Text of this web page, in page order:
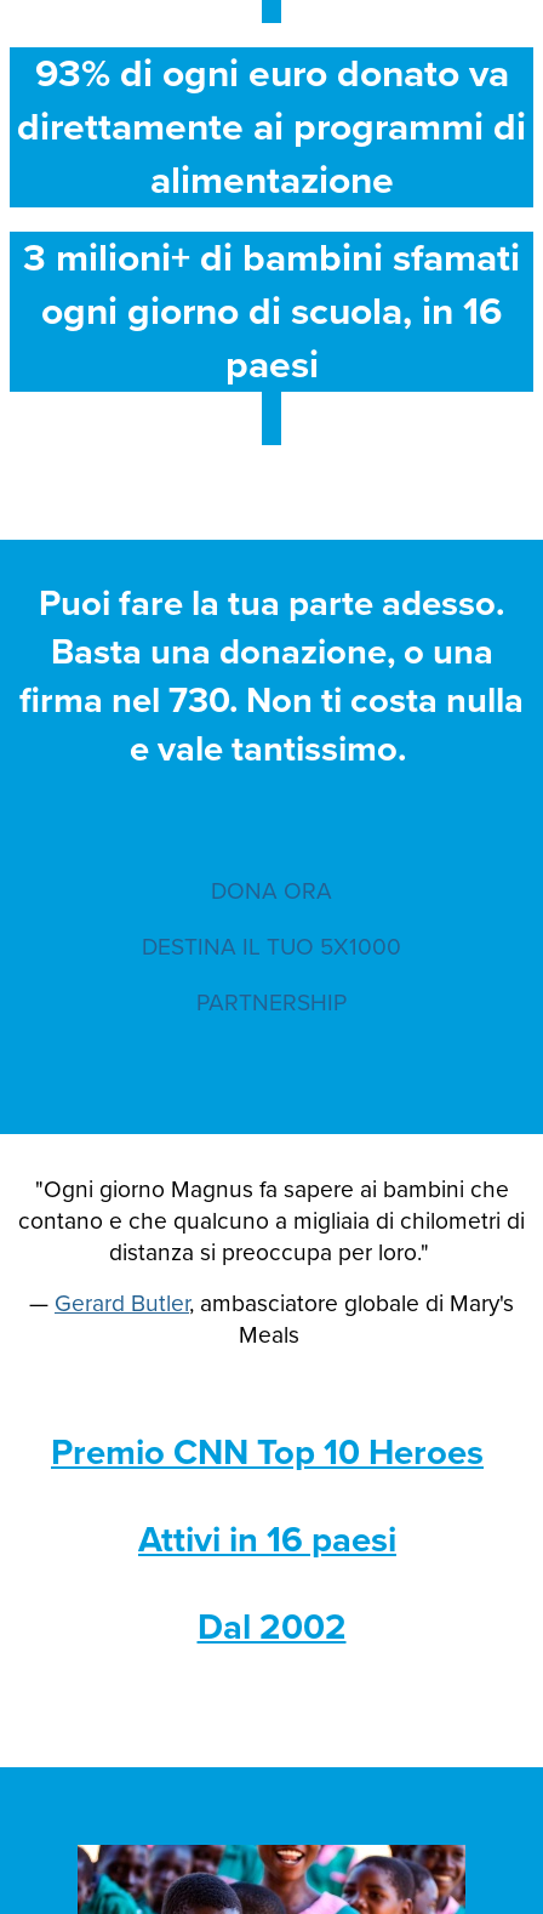
93% di ogni euro donato va
direttamente ai programmi di
alimentazione
3 milioni+ di bambini sfamati
ogni giorno di scuola, in 16
paesi
Puoi fare la tua parte adesso.
Basta una donazione, o una
firma nel 730. Non ti costa nulla
e vale tantissimo.
DONA ORA
DESTINA IL TUO 5X1000
PARTNERSHIP
"Ogni giorno Magnus fa sapere ai bambini che
contano e che qualcuno a migliaia di chilometri di
distanza si preoccupa per loro."
— Gerard Butler, ambasciatore globale di Mary's
Meals
Premio CNN Top 10 Heroes
Attivi in 16 paesi
Dal 2002